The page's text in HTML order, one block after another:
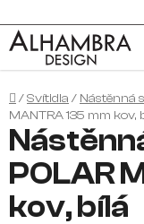
na
obsah
Domů
/Svítidla / Nástěnná
MANTRA 135 mm kov,
POLAR
kov, bílá